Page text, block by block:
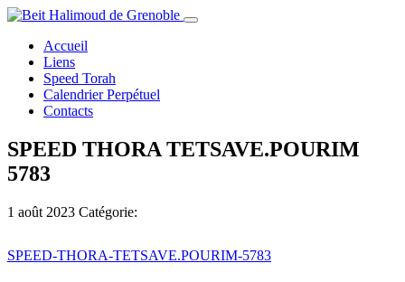
Accueil
Liens
Speed Torah
Calendrier Perpétuel
Contacts
SPEED THORA TETSAVE.POURIM
5783
1 août 2023 Catégorie:
SPEED-THORA-TETSAVE.POURIM-5783